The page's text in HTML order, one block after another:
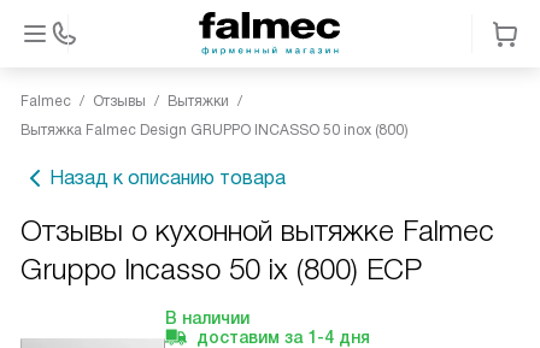
Falmec Отзывы
Вытяжки
Вытяжка Falmec Design GRUPPO INCASSO 50 inox (800)
Назад к описанию товара
Отзывы о кухонной вытяжке Falmec
Gruppo Incasso 50 ix (800) ECP
В наличии
доставим за 1-4 дня